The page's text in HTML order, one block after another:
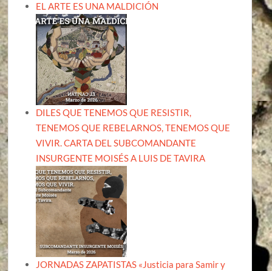
EL ARTE ES UNA MALDICIÓN
DILES QUE TENEMOS QUE RESISTIR,
TENEMOS QUE REBELARNOS, TENEMOS QUE
VIVIR. CARTA DEL SUBCOMANDANTE
INSURGENTE MOISÉS A LUIS DE TAVIRA
JORNADAS ZAPATISTAS «Justicia para Samir y